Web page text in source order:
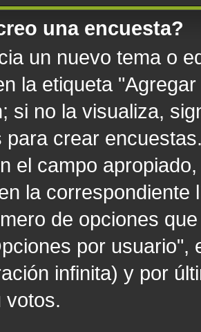
una encuesta?
un nuevo tema o
la etiqueta
si no la visualiza,
para crear
el campo
la correspondiente
de opciones
por usuario",
infinita) y por
votos.